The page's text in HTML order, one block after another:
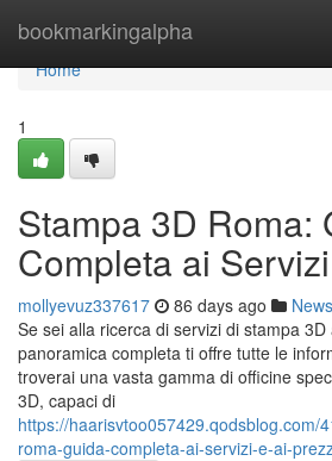
bookmarkingalpha
Home
Home
1
Stampa 3D Roma:
Completa ai
mollyevuz337617 86 days ago News
Se sei alla ricerca di servizi di stampa
panoramica completa ti offre tutte le
troverai una vasta gamma di officine
3D, capaci di
https://haarisvtoo057429.qodsblog.com/
roma-guida-completa-ai-servizi-e-ai-